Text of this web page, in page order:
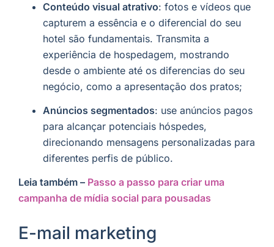
Conteúdo visual atrativo: fotos e vídeos que
capturem a essência e o diferencial do seu
hotel são fundamentais. Transmita a
experiência de hospedagem, mostrando
desde o ambiente até os diferencias do seu
negócio, como a apresentação dos pratos;
Anúncios segmentados: use anúncios pagos
para alcançar potenciais hóspedes,
direcionando mensagens personalizadas para
diferentes perfis de público.
Leia também – Passo a passo para criar uma
campanha de mídia social para pousadas
E-mail marketing